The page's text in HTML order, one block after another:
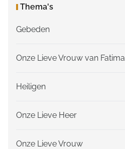
Thema's
Gebeden
Onze Lieve Vrouw van Fatima
Heiligen
Onze Lieve Heer
Onze Lieve Vrouw